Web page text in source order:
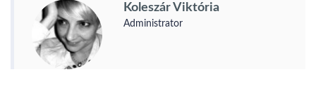
Koleszár Viktória
Administrator